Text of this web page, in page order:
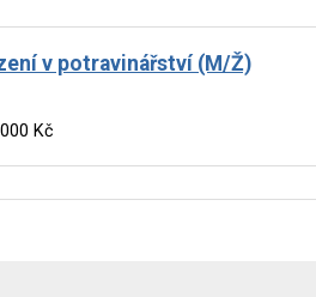
v potravinářství (M/Ž)
Kč